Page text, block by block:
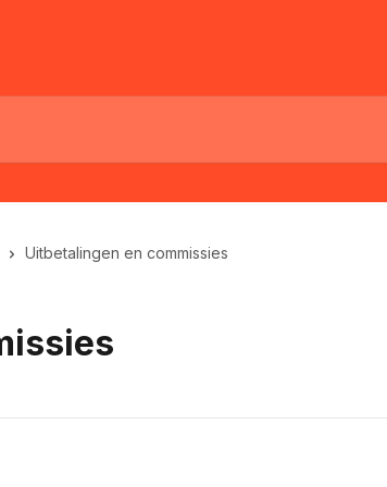
Uitbetalingen en commissies